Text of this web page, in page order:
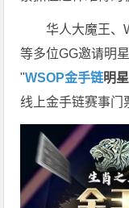
华人大魔王、
等多位GG邀请明
"WSOP金手链明
线上金手链赛事门